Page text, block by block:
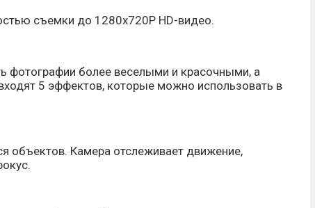
съемки до 1280х720Р HD-видео.
фотографии более веселыми и красочными, а
5 эффектов, которые можно использовать в
объектов. Камера отслеживает движение,